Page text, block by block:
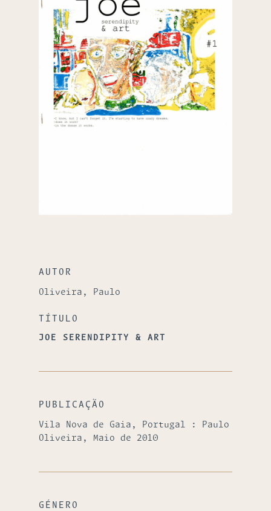
AUTOR
Oliveira, Paulo
TÍTULO
JOE SERENDIPITY & ART
PUBLICAÇÃO
Vila Nova de Gaia, Portugal : Paulo
Oliveira, Maio de 2010
GÉNERO